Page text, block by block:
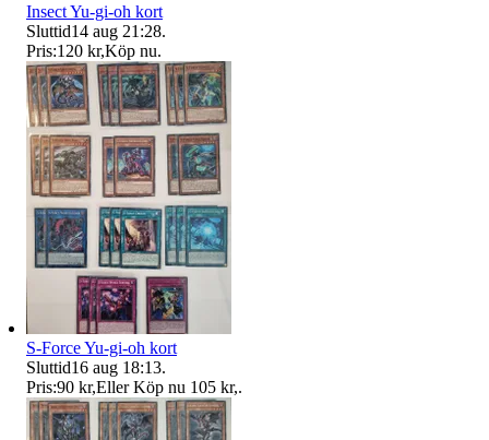
Insect Yu-gi-oh kort
Sluttid14 aug 21:28.
Pris:120 kr,Köp nu.
S-Force Yu-gi-oh kort
Sluttid16 aug 18:13.
Pris:90 kr,Eller Köp nu 105 kr,.